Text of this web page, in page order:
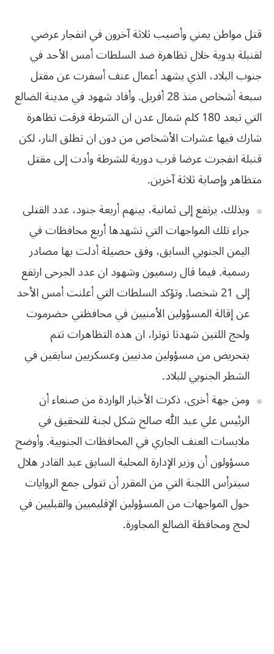
قتل مواطن يمني وأصيب ثلاثة آخرون في انفجار عرضي
لقنبلة يدوية خلال تظاهرة ضد السلطات أمس الأحد في
جنوب البلاد، الذي يشهد أعمال عنف أسفرت عن مقتل
سبعة أشخاص منذ 28 أفريل. وأفاد شهود في مدينة الضالع
التي تبعد 180 كلم شمال عدن ان الشرطة فرقت تظاهرة
شارك فيها عشرات الأشخاص من دون ان تطلق النار، لكن
قنبلة انفجرت عرضا قرب دورية للشرطة وأدت إلى مقتل
متظاهر وإصابة ثلاثة آخرين.
وبذلك، يرتفع إلى ثمانية، بينهم أربعة جنود، عدد القتلى
جراء تلك المواجهات التي تشهدها أربع محافظات في
اليمن الجنوبي السابق، وفق حصيلة أدلت بها مصادر
رسمية. فيما قال رسميون وشهود ان عدد الجرحى ارتفع
إلى 21 شخصا. وتؤكد السلطات التي أعلنت أمس الأحد
عن إقالة المسؤولين الأمنيين في محافظتي حضرموت
ولحج اللتين شهدتا توترا، ان هذه التظاهرات تتم
بتحريض من مسؤولين مدنيين وعسكريين سابقين في
الشطر الجنوبي للبلاد.
ومن جهة أخرى، ذكرت الأخبار الواردة من صنعاء أن
الرئيس علي عبد الله صالح شكل لجنة للتحقيق في
ملابسات العنف الجاري في المحافظات الجنوبية. وأوضح
مسؤولون أن وزير الإدارة المحلية السابق عبد القادر هلال
سيترأس اللجنة التي من المقرر أن تتولى جمع الروايات
حول المواجهات من المسؤولين الإقليميين والقبليين في
لحج ومحافظة الضالع المجاورة.